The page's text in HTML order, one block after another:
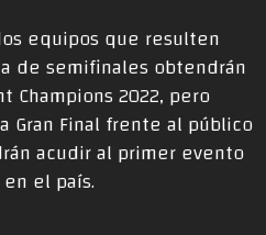
equipos que resulten
de semifinales obtendrán
Champions 2022, pero
Gran Final frente al público
acudir al primer evento
el país.